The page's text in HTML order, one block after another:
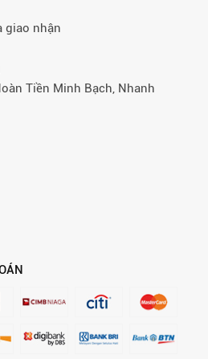
giao nhận
Tiền Minh Bạch, Nhanh